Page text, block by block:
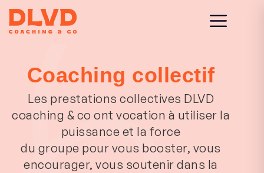
Coaching collectif
Les prestations collectives DLVD
coaching & co ont vocation à utiliser la
puissance et la force
du groupe pour vous booster, vous
encourager, vous soutenir dans la